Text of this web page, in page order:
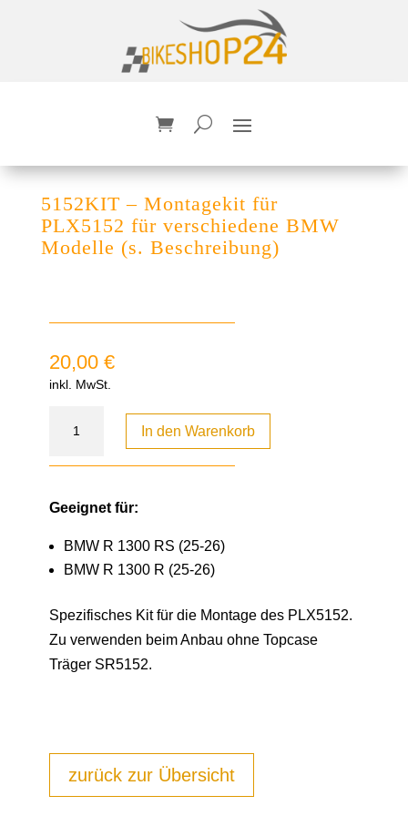
5152KIT – Montagekit für
PLX5152 für verschiedene BMW
Modelle (s. Beschreibung)
20,00 €
inkl. MwSt.
In den Warenkorb
Geeignet für:
BMW R 1300 RS (25-26)
BMW R 1300 R (25-26)
Spezifisches Kit für die Montage des PLX5152.
Zu verwenden beim Anbau ohne Topcase
Träger SR5152.
zurück zur Übersicht